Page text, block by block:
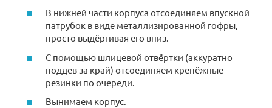
В нижней части корпуса отсоединяем впускной
патрубок в виде металлизированной гофры,
просто выдёргивая его вниз.
С помощью шлицевой отвёртки (аккуратно
поддев за край) отсоединяем крепёжные
резинки по очереди.
Вынимаем корпус.